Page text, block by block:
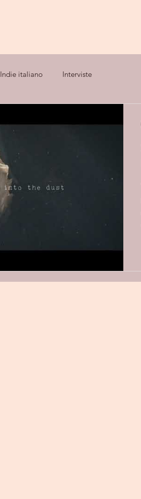
Indie italiano Interviste